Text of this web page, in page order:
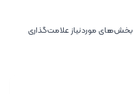
بخش‌های موردنیاز علامت‌گذاری